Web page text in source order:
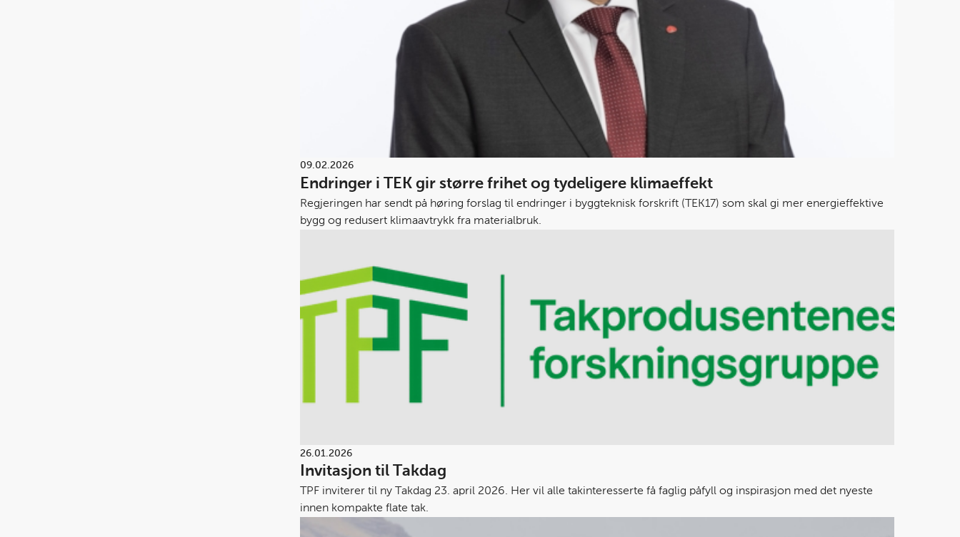
09.02.2026
Endringer i TEK gir større frihet og tydeligere klimaeffekt
Regjeringen har sendt på høring forslag til endringer i byggteknisk forskrift (TEK17) som skal gi mer energieffektive
bygg og redusert klimaavtrykk fra materialbruk.
26.01.2026
Invitasjon til Takdag
TPF inviterer til ny Takdag 23. april 2026. Her vil alle takinteresserte få faglig påfyll og inspirasjon med det nyeste
innen kompakte flate tak.